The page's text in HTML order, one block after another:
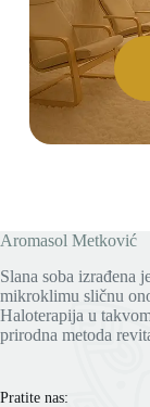
Aromasol Metković
Slana soba izrađena
mikroklimu sličnu
Haloterapija u
prirodna metoda
Pratite nas: